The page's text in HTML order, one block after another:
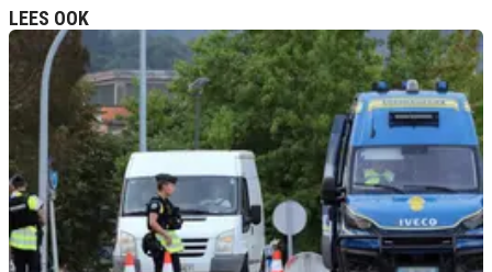
LEES OOK